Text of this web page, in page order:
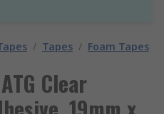
/ Tapes / Foam Tapes
Clear